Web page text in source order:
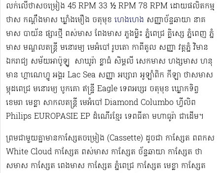
លក់លើថាសចម្រៀង 45 RPM 33 ½ RPM 78 RPM​ ដោយផលិតកម្ម
ថាស កណ្ដឹងមាស ឃ្លាំងមឿង ចតុមុខ ហេងហេង សញ្ញាច័ន្ទឆាយា នាគ
មាស បាយ័ន ផ្សារថ្មី ពស់មាស ពែងមាស ភួងម្លិះ ភ្នំពេជ្រ គ្លិស្សេ ភ្នំពេញ ភ្នំ
មាស មណ្ឌលតន្រ្តី មនោរម្យ មេអំបៅ រូបតោ កាពីតូល សញ្ញា វត្តភ្នំ វិមាន
ឯករាជ្យ សម័យអាប៉ូឡូ ​​​ សាឃូរ៉ា ខ្លាធំ សិម្ពលី សេកមាស ហង្សមាស ហនុ
មាន ហ្គាណេហ្វូ​ អង្គរ Lac Sea សញ្ញា អប្សារា អូឡាំពិក កីឡា ថាសមាស
ម្កុដពេជ្រ មនោរម្យ បូកគោ ឥន្ទ្រី Eagle ទេពអប្សរ ចតុមុខ ឃ្លោកទិព្វ
ខេមរា មេខ្លា សាកលតន្ត្រី មេអំបៅ Diamond Columbo ហ្វីលិព
Philips EUROPASIE EP ដំណើរខ្មែរ​ ទេពធីតា មហាធូរ៉ា ជាដើម​។
ព្រមជាមួយគ្នាមានកាសែ្សតចម្រៀង (Cassette) ដូចជា កាស្សែត ពពកស
White Cloud កាស្សែត ពស់មាស កាស្សែត ច័ន្ទឆាយា កាស្សែត ថា
សមាស កាស្សែត ពេងមាស កាស្សែត ភ្នំពេជ្រ កាស្សែត មេខ្លា កាស្សែត